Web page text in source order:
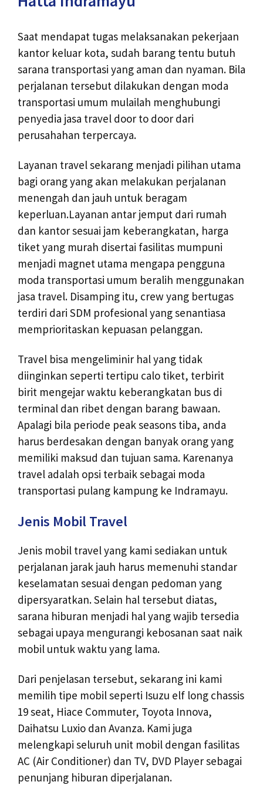
Saat mendapat tugas melaksanakan pekerjaan
kantor keluar kota, sudah barang tentu butuh
sarana transportasi yang aman dan nyaman. Bila
perjalanan tersebut dilakukan dengan moda
transportasi umum mulailah menghubungi
penyedia jasa travel door to door dari
perusahahan terpercaya.
Layanan travel sekarang menjadi pilihan utama
bagi orang yang akan melakukan perjalanan
menengah dan jauh untuk beragam
keperluan.Layanan antar jemput dari rumah
dan kantor sesuai jam keberangkatan, harga
tiket yang murah disertai fasilitas mumpuni
menjadi magnet utama mengapa pengguna
moda transportasi umum beralih menggunakan
jasa travel. Disamping itu, crew yang bertugas
terdiri dari SDM profesional yang senantiasa
memprioritaskan kepuasan pelanggan.
Travel bisa mengeliminir hal yang tidak
diinginkan seperti tertipu calo tiket, terbirit
birit mengejar waktu keberangkatan bus di
terminal dan ribet dengan barang bawaan.
Apalagi bila periode peak seasons tiba, anda
harus berdesakan dengan banyak orang yang
memiliki maksud dan tujuan sama. Karenanya
travel adalah opsi terbaik sebagai moda
transportasi pulang kampung ke Indramayu.
Jenis Mobil Travel
Jenis mobil travel yang kami sediakan untuk
perjalanan jarak jauh harus memenuhi standar
keselamatan sesuai dengan pedoman yang
dipersyaratkan. Selain hal tersebut diatas,
sarana hiburan menjadi hal yang wajib tersedia
sebagai upaya mengurangi kebosanan saat naik
mobil untuk waktu yang lama.
Dari penjelasan tersebut, sekarang ini kami
memilih tipe mobil seperti Isuzu elf long chassis
19 seat, Hiace Commuter, Toyota Innova,
Daihatsu Luxio dan Avanza. Kami juga
melengkapi seluruh unit mobil dengan fasilitas
AC (Air Conditioner) dan TV, DVD Player sebagai
penunjang hiburan diperjalanan.